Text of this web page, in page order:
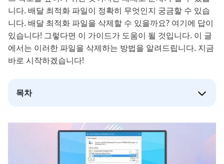
니다. 배달 최적화 파일이 정확히 무엇인지 궁금할 수 있습
니다. 배달 최적화 파일을 삭제할 수 있을까요? 여기에 답이
있습니다! 그렇다면 이 가이드가 도움이 될 것입니다. 이 글
에서는 이러한 파일을 삭제하는 방법을 알려드립니다. 지금
바로 시작하겠습니다!
목차